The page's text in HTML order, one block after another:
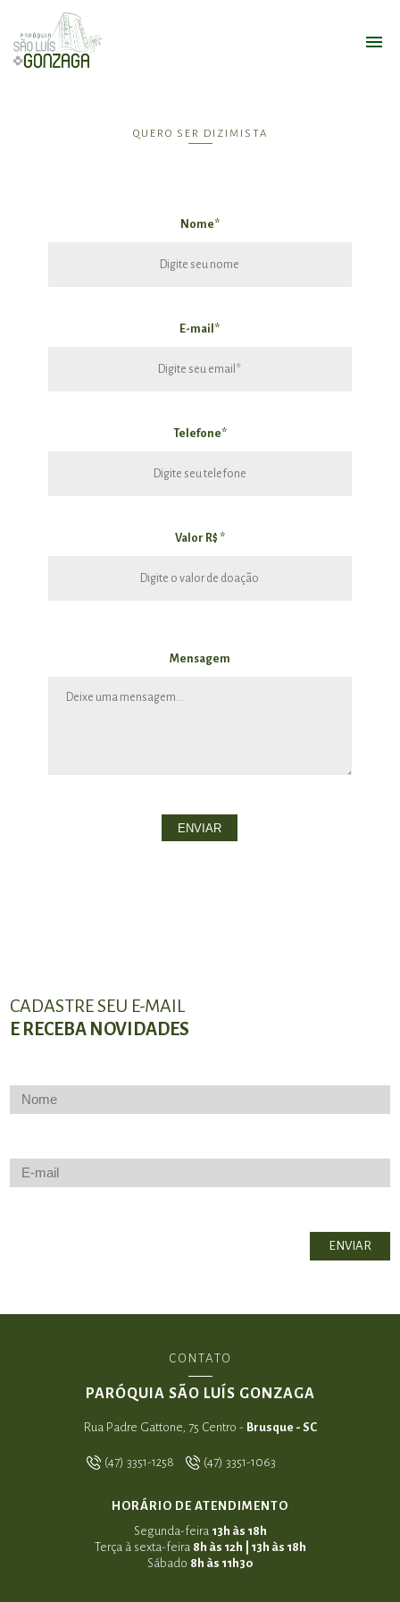
QUERO SER DIZIMISTA
Nome*
E-mail*
Telefone*
Valor R$ *
Mensagem
CADASTRE SEU E-MAIL
E RECEBA NOVIDADES
CONTATO
PARÓQUIA SÃO LUÍS GONZAGA
Rua Padre Gattone, 75 Centro - Brusque - SC
(47) 3351-1258 (47) 3351-1063
HORÁRIO DE ATENDIMENTO
Segunda-feira 13h às 18h
Terça à sexta-feira 8h às 12h | 13h às 18h
Sábado 8h às 11h30